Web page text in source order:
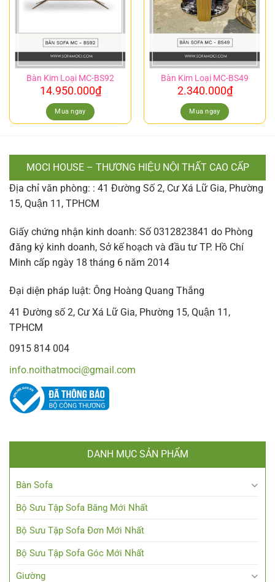
Bàn Kim Loại MC-BS92
14.950.000₫
Mua ngay
Bàn Kim Loại MC-BS49
2.340.000₫
Mua ngay
MOCI HOUSE – THƯƠNG HIỆU NỘI THẤT CAO CẤP
Địa chỉ văn phòng: : 41 Đường Số 2, Cư Xá Lữ Gia, Phường
15, Quận 11, TPHCM
Giấy chứng nhận kinh doanh: Số 0312823841 do Phòng
đăng ký kinh doanh, Sở kế hoạch và đầu tư TP. Hồ Chí
Minh cấp ngày 18 tháng 6 năm 2014
Đại diện pháp luật: Ông Hoàng Quang Thắng
41 Đường số 2, Cư Xá Lữ Gia, Phường 15, Quận 11,
TPHCM
0915 814 004
info.noithatmoci@gmail.com
DANH MỤC SẢN PHẨM
Bàn Sofa
Bộ Sưu Tập Sofa Băng Mới Nhất
Bộ Sưu Tập Sofa Đơn Mới Nhất
Bộ Sưu Tập Sofa Góc Mới Nhất
Giường